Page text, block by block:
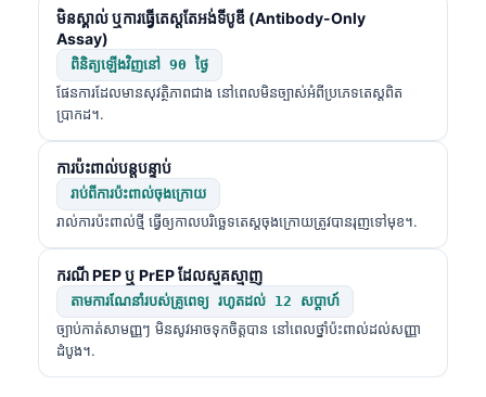
មិនស្គាល់ ឬការធ្វើតេស្តតែអង់ទីបូឌី (Antibody-Only
Assay)
ពិនិត្យឡើងវិញនៅ 90 ថ្ងៃ
ផែនការដែលមានសុវត្ថិភាពជាង នៅពេលមិនច្បាស់អំពីប្រភេទតេស្តពិត
ប្រាកដ។.
ការប៉ះពាល់បន្តបន្ទាប់
រាប់ពីការប៉ះពាល់ចុងក្រោយ
រាល់ការប៉ះពាល់ថ្មី ធ្វើឲ្យកាលបរិច្ឆេទតេស្តចុងក្រោយត្រូវបានរុញទៅមុខ។.
ករណី PEP ឬ PrEP ដែលស្មុគស្មាញ
តាមការណែនាំរបស់គ្រូពេទ្យ រហូតដល់ 12 សប្តាហ៍
ច្បាប់កាត់សាមញ្ញៗ មិនសូវអាចទុកចិត្តបាន នៅពេលថ្នាំប៉ះពាល់ដល់សញ្ញា
ដំបូង។.Slovenščina
Magyar
Shqip
বাংলা
اردو
मराठी
తెలుగు
தமிழ்
ગુજરાતી
ಕನ್ನಡ